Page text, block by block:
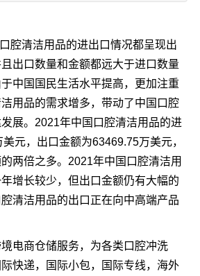
腔清洁用品的进出口情况都呈现出
出口数量和金额都远大于进口数量
中国国民生活水平提高，更加注重
用品的需求增多，带动了中国口腔
展。2021年中国口腔清洁用品的进
元，出口金额为63469.75万美元，
两倍之多。2021年中国口腔清洁用
增长较少，但出口金额仍有大幅的
清洁用品的出口正在向中高端产品
电商仓储服务，为各类口腔冲洗
快递，国际小包，国际专线，海外